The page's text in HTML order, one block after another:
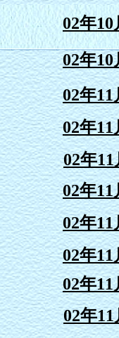
02年
02年
02年
02年
02年
02年
02年
02年
02年
02年